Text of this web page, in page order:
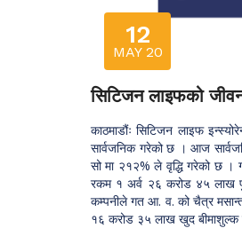
12
MAY 20
सिटिजन लाइफको
काठमाडौंः सिटिजन लाइफ
सार्वजनिक गरेको छ । आज
सो मा २१२% ले वृद्धि गरेको छ ।
रकम १ अर्व २६ करोड ४५ लाख
कम्पनीले गत आ. व. को चैत्र
१६ करोड ३५ लाख खुद